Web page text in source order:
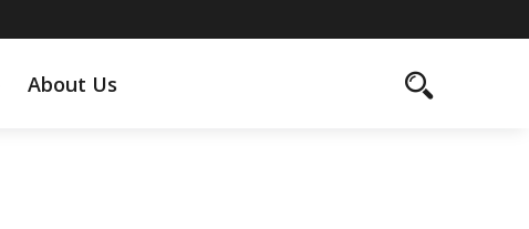
About Us